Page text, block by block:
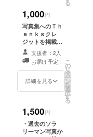
の著書を100
冊以上刊行
(翻訳版も多
数)。
『スクール
ガール・コ
ンプレック
ス』は、
画化。
写真集は累
る
1,000円
写真集へのＴｈ
ａｎｋｓクレ
ジットを掲載さ
せていただきま
す 支援者：2人
お届け予定：
詳細を見る
こ
の
リ
タ
ー
ン
を
選
択
す
る
1,500円
・過去のソラ
リーマン写真か